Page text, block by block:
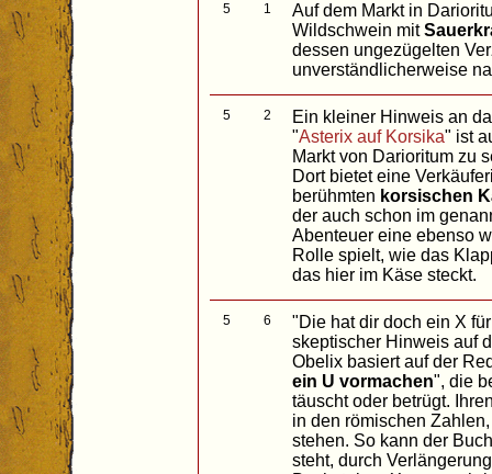
5 1
Auf dem Markt in
Wildschwein mit
dessen ungezügelten
unverständlicherweise
5 2
Ein kleiner Hinweis an
"Asterix auf Korsika" ist
Markt von Darioritum zu
Dort bietet eine
berühmten korsischen
der auch schon im
Abenteuer eine ebenso
Rolle spielt, wie das
das hier im Käse steckt.
5 6
"Die hat dir doch ein X
skeptischer Hinweis auf
Obelix basiert auf der
ein U vormachen", die
täuscht oder betrügt.
in den römischen
stehen. So kann der
steht, durch